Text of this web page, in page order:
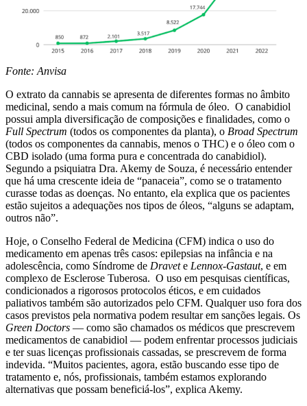
Fonte: Anvisa
O extrato da cannabis se apresenta de diferentes formas no âmbito
medicinal, sendo a mais comum na fórmula de óleo. O canabidiol
possui ampla diversificação de composições e finalidades, como o
Full Spectrum (todos os componentes da planta), o Broad Spectrum
(todos os componentes da cannabis, menos o THC) e o óleo com o
CBD isolado (uma forma pura e concentrada do canabidiol).
Segundo a psiquiatra Dra. Akemy de Souza, é necessário entender
que há uma crescente ideia de “panaceia”, como se o tratamento
curasse todas as doenças. No entanto, ela explica que os pacientes
estão sujeitos a adequações nos tipos de óleos, “alguns se adaptam,
outros não”.
Hoje, o Conselho Federal de Medicina (CFM) indica o uso do
medicamento em apenas três casos: epilepsias na infância e na
adolescência, como Síndrome de Dravete Lennox-Gastaut, e em
complexo de Esclerose Tuberosa. O uso em pesquisas científicas,
condicionados a rigorosos protocolos éticos, e em cuidados
paliativos também são autorizados pelo CFM. Qualquer uso fora dos
casos previstos pela normativa podem resultar em sanções legais. Os
Green Doctors — como são chamados os médicos que prescrevem
medicamentos de canabidiol — podem enfrentar processos judiciais
e ter suas licenças profissionais cassadas, se prescrevem de forma
indevida. “Muitos pacientes, agora, estão buscando esse tipo de
tratamento e, nós, profissionais, também estamos explorando
alternativas que possam beneficiá-los”, explica Akemy.